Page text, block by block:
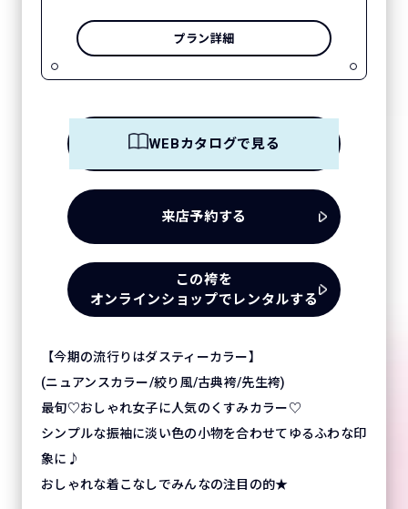
プラン詳細
WEBカタログで見る
来店予約する
この袴を
オンラインショップでレンタルする
【今期の流行りはダスティーカラー】
(ニュアンスカラー/絞り風/古典袴/先生袴)
最旬♡おしゃれ女子に人気のくすみカラー♡
シンプルな振袖に淡い色の小物を合わせてゆるふわな印
象に♪
おしゃれな着こなしでみんなの注目の的★